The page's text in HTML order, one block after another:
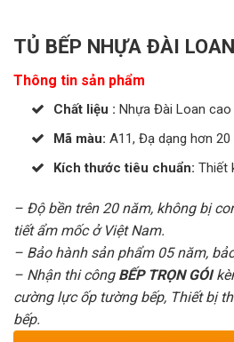
TỦ BẾP NHỰA ĐÀI
Thông tin sản phẩm
Chất liệu : Nhựa Đài Loan cao
Mã màu: A11, Đạ dạng hơn
Kích thước tiêu chuẩn: Thiết
– Độ bền trên 20 năm, không bị
tiết ẩm mốc ở Việt Nam.
– Bảo hành sản phẩm 05 năm,
– Nhận thi công BẾP TRỌN GÓI
cường lực ốp tường bếp, Thiết bị
bếp.